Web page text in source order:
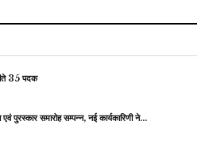
35 पदक
पुरस्कार समारोह सम्पन्न, नई कार्यकारिणी ने…